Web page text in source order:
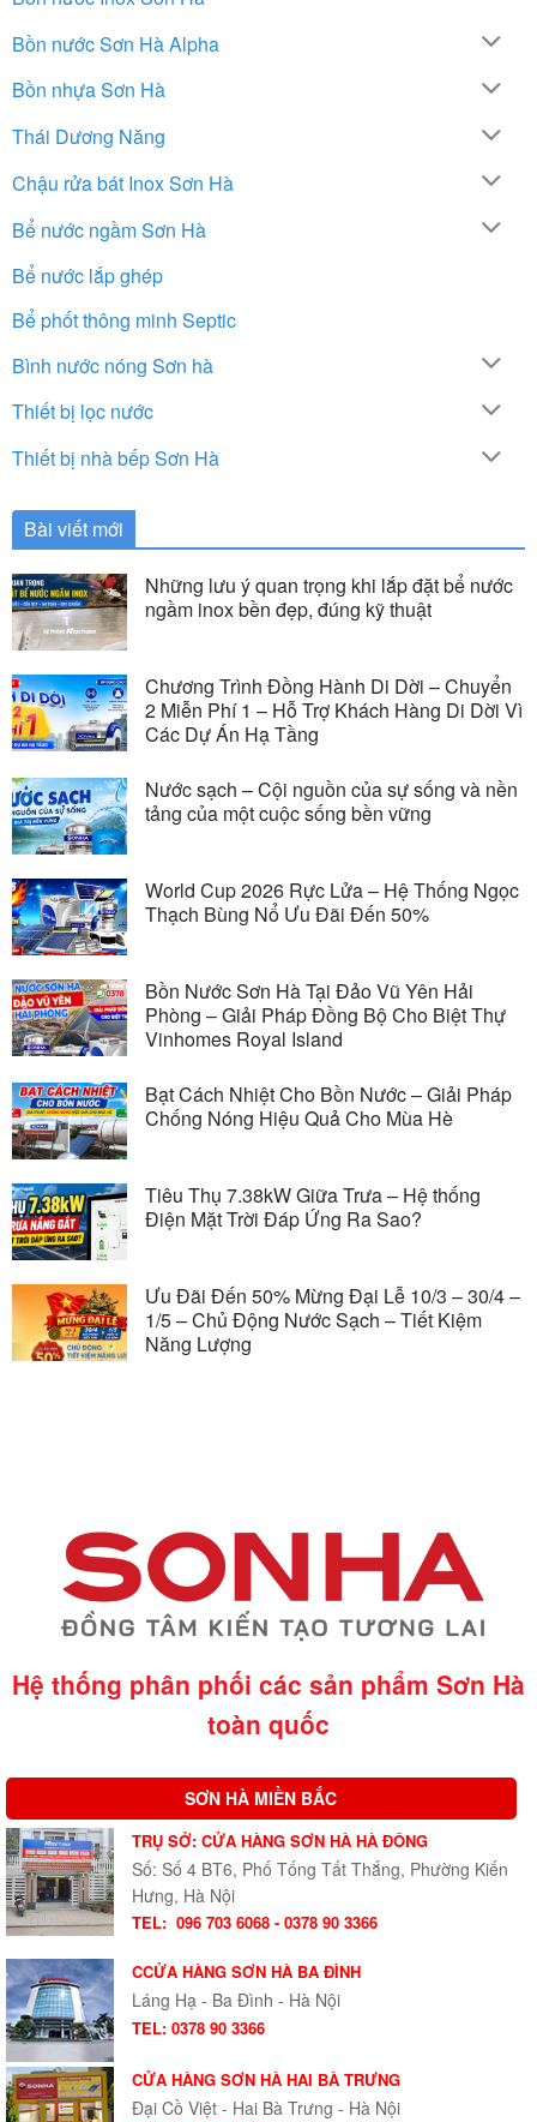
Bồn nước Sơn Hà Alpha
Bồn nhựa Sơn Hà
Thái Dương Năng
Chậu rửa bát Inox Sơn Hà
Bể nước ngầm Sơn Hà
Bể nước lắp ghép
Bể phốt thông minh Septic
Bình nước nóng Sơn hà
Thiết bị lọc nước
Thiết bị nhà bếp Sơn Hà
Bài viết mới
Những lưu ý quan trọng khi lắp đặt bể nước
ngầm inox bền đẹp, đúng kỹ thuật
Chương Trình Đồng Hành Di Dời – Chuyển
2 Miễn Phí 1 – Hỗ Trợ Khách Hàng Di Dời Vì
Các Dự Án Hạ Tầng
Nước sạch – Cội nguồn của sự sống và nền
tảng của một cuộc sống bền vững
World Cup 2026 Rực Lửa – Hệ Thống Ngọc
Thạch Bùng Nổ Ưu Đãi Đến 50%
Bồn Nước Sơn Hà Tại Đảo Vũ Yên Hải
Phòng – Giải Pháp Đồng Bộ Cho Biệt Thự
Vinhomes Royal Island
Bạt Cách Nhiệt Cho Bồn Nước – Giải Pháp
Chống Nóng Hiệu Quả Cho Mùa Hè
Tiêu Thụ 7.38kW Giữa Trưa – Hệ thống
Điện Mặt Trời Đáp Ứng Ra Sao?
Ưu Đãi Đến 50% Mừng Đại Lễ 10/3 – 30/4 –
1/5 – Chủ Động Nước Sạch – Tiết Kiệm
Năng Lượng
Hệ thống phân phối các sản phẩm Sơn Hà
toàn quốc
SƠN HÀ MIỀN BẮC
TRỤ SỞ: CỬA HÀNG SƠN HÀ HÀ ĐÔNG
Số: Số 4 BT6, Phố Tống Tất Thắng, Phường Kiến
Hưng, Hà Nội
TEL: 096 703 6068 - 0378 90 3366
CCỬA HÀNG SƠN HÀ BA ĐÌNH
Láng Hạ - Ba Đình - Hà Nội
TEL: 0378 90 3366
CỬA HÀNG SƠN HÀ HAI BÀ TRƯNG
Đại Cồ Việt - Hai Bà Trưng - Hà Nội